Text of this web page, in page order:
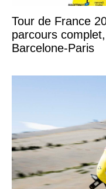
Tour de France
parcours
Barcelone-Paris